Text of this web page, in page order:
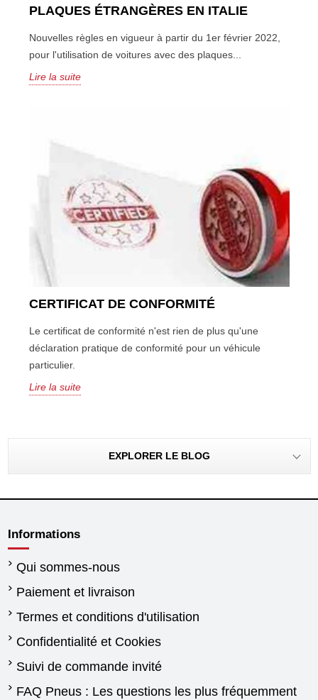
PLAQUES ÉTRANGÈRES EN ITALIE
Nouvelles règles en vigueur à partir du 1er février 2022,
pour l'utilisation de voitures avec des plaques...
Lire la suite
CERTIFICAT DE CONFORMITÉ
Le certificat de conformité n'est rien de plus qu'une
déclaration pratique de conformité pour un véhicule
particulier.
Lire la suite
EXPLORER LE BLOG
Informations
Qui sommes-nous
Paiement et livraison
Termes et conditions d'utilisation
Confidentialité et Cookies
Suivi de commande invité
FAQ Pneus : Les questions les plus fréquemment